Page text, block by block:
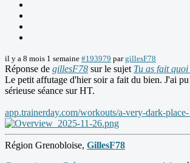
il y a 8 mois 1 semaine #193979 pargillesF78
Réponse de gillesF78 sur le sujet Tu as fait
Le petit affutage d'hier soir a fait du bien. J'ai
sérieuse séance sur HT.
app.trainerday.com/workouts/a-very-dark-place-
Région Grenobloise, GillesF78